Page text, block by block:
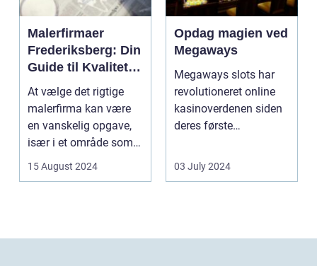
Malerfirmaer
Frederiksberg: Din
Guide til Kvalitet
og Service
At vælge det rigtige
malerfirma kan være
en vanskelig opgave,
især i et område som
Frederiksberg, hv...
15 August 2024
Opdag magien ved
Megaways
Megaways slots har
revolutioneret online
kasinoverdenen siden
deres første
spillea...
03 July 2024